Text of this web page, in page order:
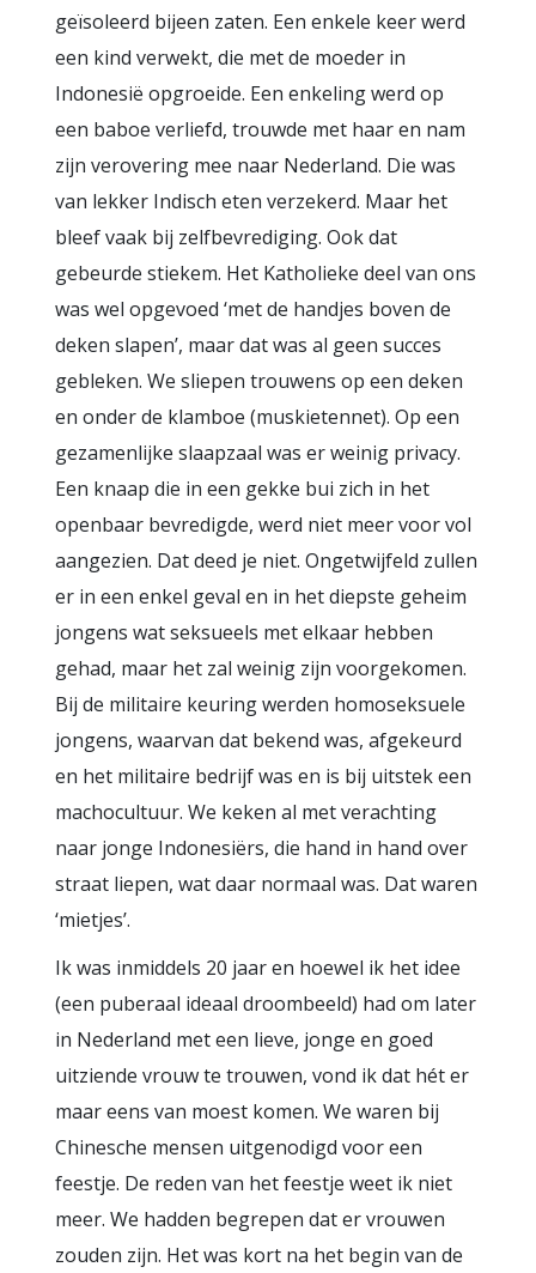
geïsoleerd bijeen zaten. Een enkele keer werd
een kind verwekt, die met de moeder in
Indonesië opgroeide. Een enkeling werd op
een baboe verliefd, trouwde met haar en nam
zijn verovering mee naar Nederland. Die was
van lekker Indisch eten verzekerd. Maar het
bleef vaak bij zelfbevrediging. Ook dat
gebeurde stiekem. Het Katholieke deel van ons
was wel opgevoed ‘met de handjes boven de
deken slapen’, maar dat was al geen succes
gebleken. We sliepen trouwens op een deken
en onder de klamboe (muskietennet). Op een
gezamenlijke slaapzaal was er weinig privacy.
Een knaap die in een gekke bui zich in het
openbaar bevredigde, werd niet meer voor vol
aangezien. Dat deed je niet. Ongetwijfeld zullen
er in een enkel geval en in het diepste geheim
jongens wat seksueels met elkaar hebben
gehad, maar het zal weinig zijn voorgekomen.
Bij de militaire keuring werden homoseksuele
jongens, waarvan dat bekend was, afgekeurd
en het militaire bedrijf was en is bij uitstek een
machocultuur. We keken al met verachting
naar jonge Indonesiërs, die hand in hand over
straat liepen, wat daar normaal was. Dat waren
‘mietjes’.
Ik was inmiddels 20 jaar en hoewel ik het idee
(een puberaal ideaal droombeeld) had om later
in Nederland met een lieve, jonge en goed
uitziende vrouw te trouwen, vond ik dat hét er
maar eens van moest komen. We waren bij
Chinesche mensen uitgenodigd voor een
feestje. De reden van het feestje weet ik niet
meer. We hadden begrepen dat er vrouwen
zouden zijn. Het was kort na het begin van de